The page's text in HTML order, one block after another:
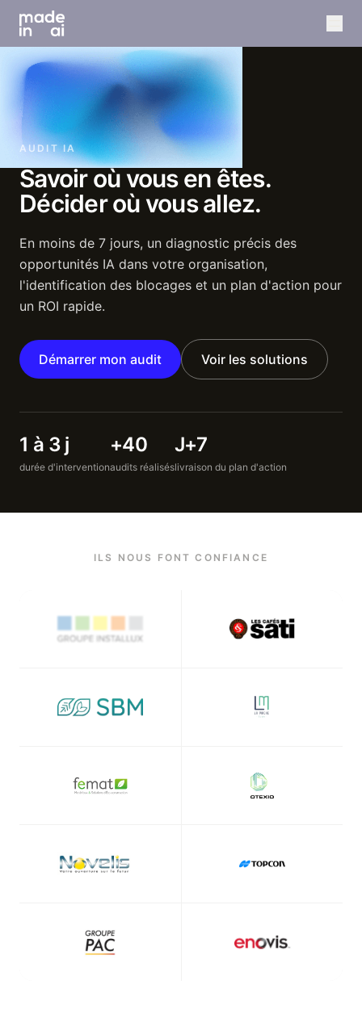
AUDIT IA
Savoir où vous en êtes.
Décider où vous allez.
En moins de 7 jours, un diagnostic précis des
opportunités IA dans votre organisation,
l'identification des blocages et un plan d'action pour
un ROI rapide.
Démarrer mon audit Voir les solutions
1 à 3 j
durée d'intervention
+40
audits réalisés
J+7
livraison du plan d'action
ILS NOUS FONT CONFIANCE